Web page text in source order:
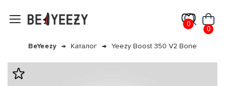
0
0
BeYeezy Каталог Yeezy Boost 350 V2 Bone